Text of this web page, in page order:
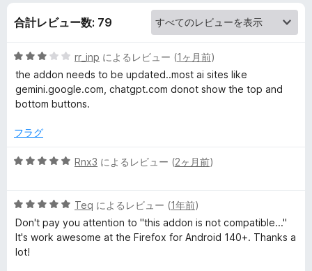
o
m
s
r
o
l
評
合計レビュー数: 79
5
段
階
中
の
価
rr_inp によるレビュー (1ヶ月前)
the addon needs to be updated..most ai sites like
gemini.google.com, chatgpt.com donot show the top and
bottom buttons.
フラグ
5
中
5
の
評
Rnx3 によるレビュー (2ヶ月前)
5
段
階
中
Teq によるレビュー (1年前)
Don't pay you attention to "this addon is not compatible..."
It's work awesome at the Firefox for Android 140+. Thanks a
lot!